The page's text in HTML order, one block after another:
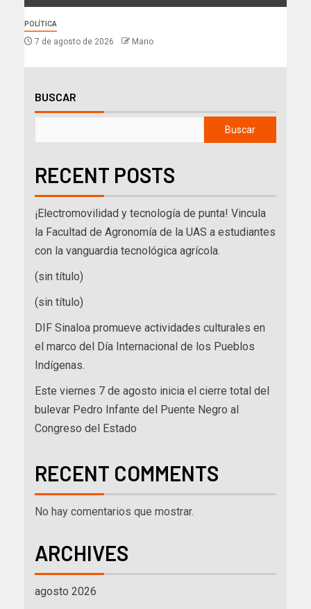
POLÍTICA
7 de agosto de 2026 Mario
BUSCAR
Buscar
RECENT POSTS
¡Electromovilidad y tecnología de punta! Vincula
la Facultad de Agronomía de la UAS a estudiantes
con la vanguardia tecnológica agrícola.
(sin título)
(sin título)
DIF Sinaloa promueve actividades culturales en
el marco del Día Internacional de los Pueblos
Indígenas.
Este viernes 7 de agosto inicia el cierre total del
bulevar Pedro Infante del Puente Negro al
Congreso del Estado
RECENT COMMENTS
No hay comentarios que mostrar.
ARCHIVES
agosto 2026